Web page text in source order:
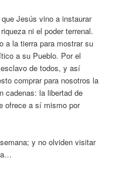
Jesús vino a instaurar
ni el poder terrenal.
a la tierra para mostrar su
a su Pueblo. Por el
de todos, y así
comprar para nosotros la
cadenas: la libertad de
ofrece a sí mismo por
y no olviden visitar